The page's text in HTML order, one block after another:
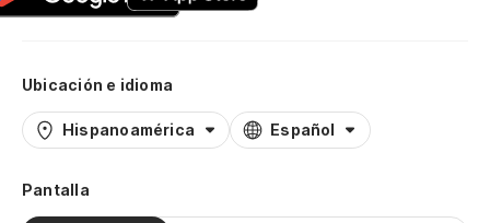
Ubicación e idioma
Hispanoamérica Español
Pantalla